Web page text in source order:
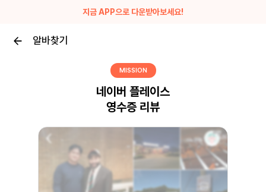
지금 APP으로 다운받아보세요!
알바찾기
MISSION
네이버 플레이스
영수증 리뷰